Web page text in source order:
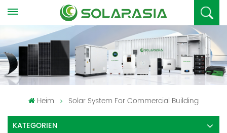
Heim Solar System For Commercial Building
KATEGORIEN